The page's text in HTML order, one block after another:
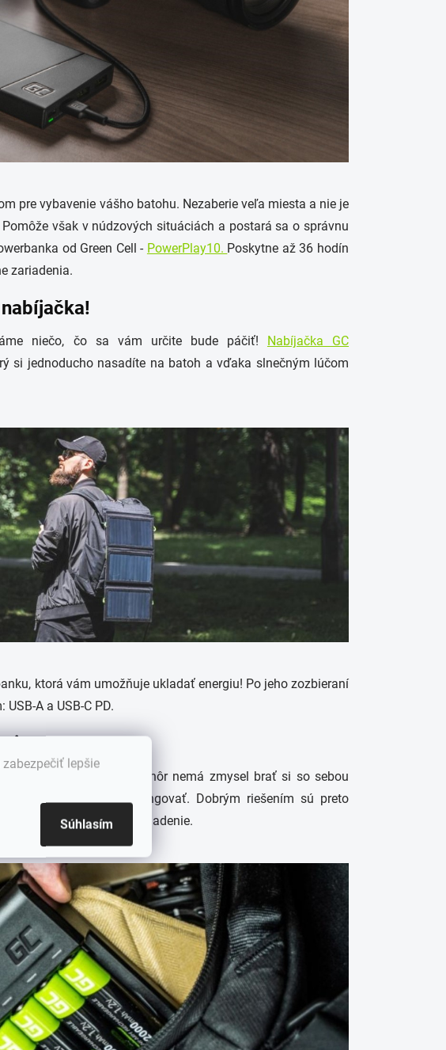
lepšie
Súhlasím
pre vybavenie vášho batohu. Nezaberie veľa miesta a nie je
však v núdzových situáciách a postará sa o správnu
od Green Cell - PowerPlay10. Poskytne až 36 hodín
zariadenia.
niečo, čo sa vám určite bude páčiť!
Nabíjačka GC
si jednoducho nasadíte na batoh a vďaka slnečným lúčom
ktorá vám umožňuje ukladať energiu! Po jeho zozbieraní
A a USB-C PD.
viac!
batérie. Do hôr nemá zmysel brať si so sebou
vyhodiť, ak prestanú fungovať. Dobrým riešením sú preto
opäť napájať vaše zariadenie.